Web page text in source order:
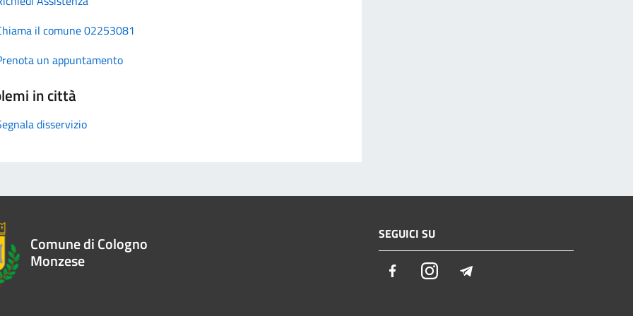
il comune 02253081
un appuntamento
in città
disservizio
Comune di Cologno
Monzese
SEGUICI SU
FacebookInstagram